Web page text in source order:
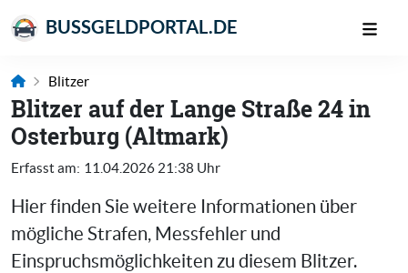
BUSSGELDPORTAL.DE
Blitzer
Blitzer auf der Lange Straße 24 in
Osterburg (Altmark)
Erfasst am: 11.04.2026 21:38 Uhr
Hier finden Sie weitere Informationen über
mögliche Strafen, Messfehler und
Einspruchsmöglichkeiten zu diesem Blitzer.